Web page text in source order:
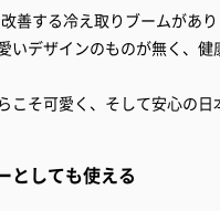
善する冷え取りブームがあり
いデザインのものが無く、健
こそ可愛く、そして安心の
としても使える